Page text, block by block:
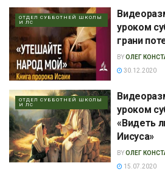
ОТДЕЛ СУББОТНЕЙ ШКОЛЫ
И ЛС
уроком
грани
BYОЛЕГ
30.12.2020
ОТДЕЛ СУББОТНЕЙ ШКОЛЫ
И ЛС
уроком
«Видеть
Иисуса»
BYОЛЕГ
15.07.2020